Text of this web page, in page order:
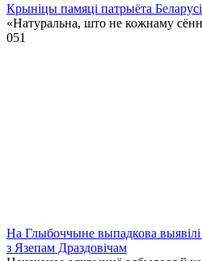
Крыніцы памяці патрыёта
«Натуральна, што не кожнаму
051
На Глыбоччыне выпадкова
з Язепам Драздовічам